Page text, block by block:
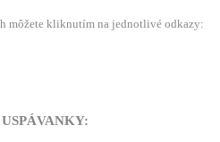
môžete kliknutím na jednotlivé odkazy:
USPÁVANKY: